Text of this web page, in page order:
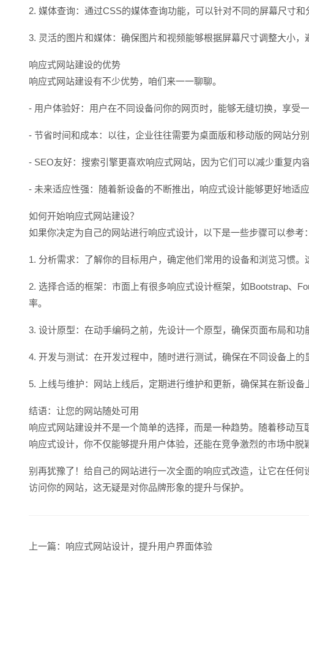
2. 媒体查询：通过CSS的媒体查询功能，可以针对不同的屏幕尺寸
3. 灵活的图片和媒体：确保图片和视频能够根据屏幕尺寸调整大小，
响应式网站建设的优势
响应式网站建设有不少优势，咱们来一一聊聊。
- 用户体验好：用户在不同设备问你的网页时，能够无缝切换，享受
- 节省时间和成本：以往，企业往往需要为桌面版和移动版的网站分
- SEO友好：搜索引擎更喜欢响应式网站，因为它们可以减少重复内
- 未来适应性强：随着新设备的不断推出，响应式设计能够更好地适
如何开始响应式网站建设？
如果你决定为自己的网站进行响应式设计，以下是一些步骤可以参考：
1. 分析需求：了解你的目标用户，确定他们常用的设备和浏览习惯。
2. 选择合适的框架：市面上有很多响应式设计框架，如Bootstrap、
率。
3. 设计原型：在动手编码之前，先设计一个原型，确保页面布局和
4. 开发与测试：在开发过程中，随时进行测试，确保在不同设备上
5. 上线与维护：网站上线后，定期进行维护和更新，确保其在新设备
结语：让您的网站随处可用
响应式网站建设并不是一个简单的选择，而是一种趋势。随着移动
响应式设计，你不仅能够提升用户体验，还能在竞争激烈的市场中脱
别再犹豫了！给自己的网站进行一次全面的响应式改造，让它在任
访问你的网站，这无疑是对你品牌形象的提升与保护。
上一篇： 响应式网站设计，提升用户界面体验